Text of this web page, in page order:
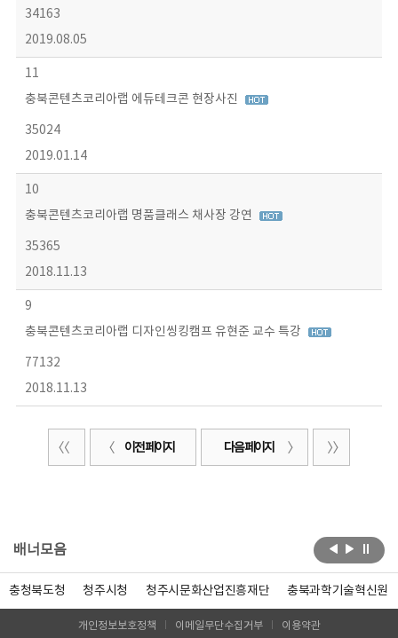
34163
2019.08.05
11
충북콘텐츠코리아랩 에듀테크콘 현장사진
35024
2019.01.14
10
충북콘텐츠코리아랩 명품클래스 채사장 강연
35365
2018.11.13
9
충북콘텐츠코리아랩 디자인씽킹캠프 유현준 교수 특강
77132
2018.11.13
이전 페이지 다음 페이지
배너모음
충청북도청 청주시청 청주시문화산업진흥재단 충북과학기술혁신원
개인정보보호정책 이메일무단수집거부 이용약관